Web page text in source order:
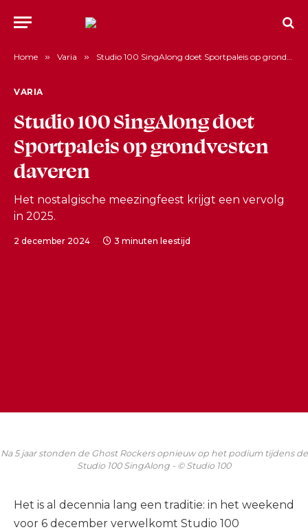
Home » Varia » Studio 100 SingAlong doet Sportpaleis op grondvesten daveren
VARIA
Studio 100 SingAlong doet
Sportpaleis op grondvesten
daveren
Het nostalgische meezingfeest krijgt een vervolg
in 2025.
2 december 2024 3 minuten leestijd
Na 5 jaar stonden de Ghost Rockers opnieuw op het podium tijdens de
Studio 100 SingAlong - © Studio 100
Het is al decennia lang een traditie: in het weekend
voor 6 december verwelkomt Studio 100